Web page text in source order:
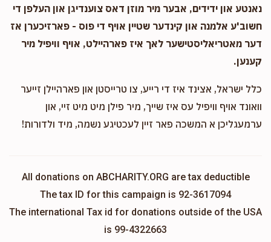
נאנטע און ידידים, אבער מיר מוזן דאס צוענדיגן און העלפן די
חשוב'ע אלמנה און קינדער שטיין אויף די פוס - פארזיכערן אז
דער מאטריאליסטישער לאך איז פארהיילט, אויף וויפיל מיר
קענען.
כלל ישראל, אצינד איז די רייע, צו טרייסטן און פארהיילן זייער
וואונד אויף וויפיל עס איז שייך, מיר פילן מיט מיט זיי, און
ערמעגליכן א המשכה פאר זיין לעכטיגע נשמה, מיד ולדורות!
All donations on ABCHARITY.ORG are tax deductible
The tax ID for this campaign is 92-3617094
The international Tax id for donations outside of the USA
is 99-4322663